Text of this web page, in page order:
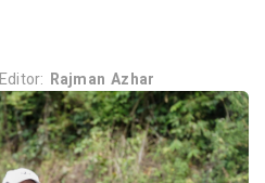
Editor: Rajman Azhar